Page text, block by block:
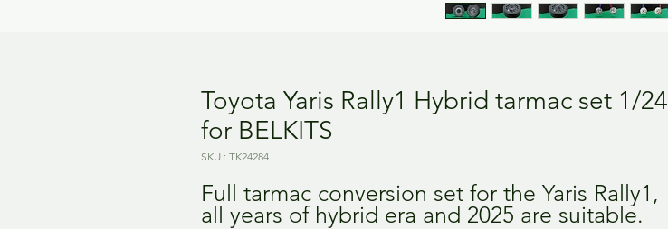
Toyota Yaris Rally1 Hybrid tarmac set 1/24
for BELKITS
SKU : TK24284
Full tarmac conversion set for the Yaris Rally1,
all years of hybrid era and 2025 are suitable.